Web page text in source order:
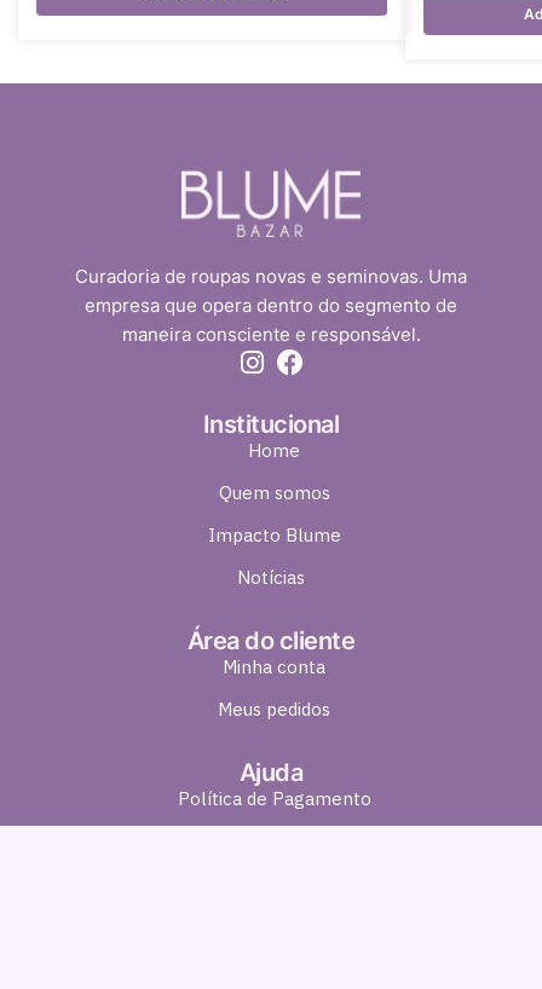
Curadoria de roupas novas e seminovas. Uma
empresa que opera dentro do segmento de
maneira consciente e responsável.
Institucional
Home
Quem somos
Impacto Blume
Notícias
Área do cliente
Minha conta
Meus pedidos
Ajuda
Política de Pagamento